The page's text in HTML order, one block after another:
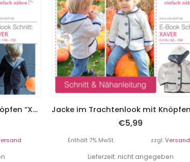
Jacke im Trachtenlook mit Knöpfen “Xaver”, Gr. 110 – 152
€5,99
Enthält 7% MwSt. zzgl.Versand
Lieferzeit: nicht angegeben